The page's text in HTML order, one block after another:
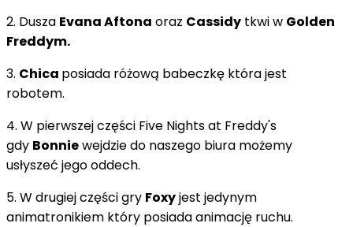
2. Dusza Evana Aftona oraz Cassidy tkwi w Golden
Freddym.
3. Chica posiada różową babeczkę która jest
robotem.
4. W pierwszej części Five Nights at Freddy's
gdy Bonniewejdzie do naszego biura możemy
usłyszeć jego oddech.
5. W drugiej części gry Foxyjest jedynym
animatronikiem który posiada animację ruchu.